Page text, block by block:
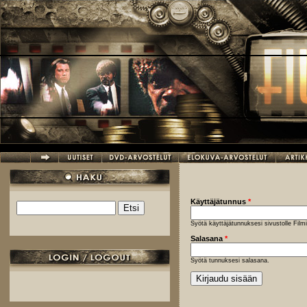
Hyppää pääsisältöön
Hakulomake
Käyttäjätunnus *
Syötä käyttäjätunnuksesi sivustolle
Salasana *
Syötä tunnuksesi salasana.